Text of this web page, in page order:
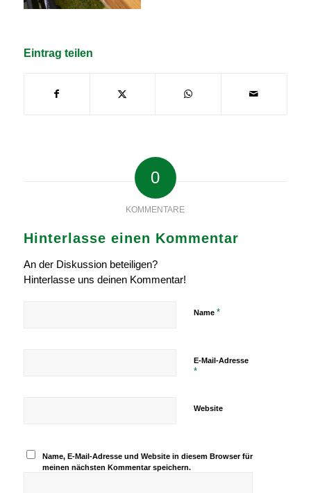
Eintrag teilen
0
KOMMENTARE
Hinterlasse einen Kommentar
An der Diskussion beteiligen?
Hinterlasse uns deinen Kommentar!
Name *
E-Mail-Adresse
*
Website
Name, E-Mail-Adresse und Website in diesem Browser für
meinen nächsten Kommentar speichern.